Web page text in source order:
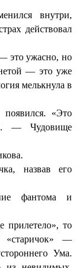
внутри,
действовал
это ужасно, но
— это уже
мелькнула в
«Это
— Чудовище
назвав его
фантома и
прилетело», то
«старичок» —
Ума.